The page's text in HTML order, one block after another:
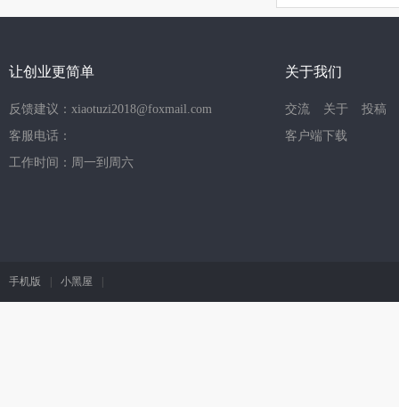
让创业更简单
反馈建议：xiaotuzi2018@foxmail.com
客服电话：
工作时间：周一到周六
关于我们
交流 关于
投稿
客户端下载
手机版 小黑屋